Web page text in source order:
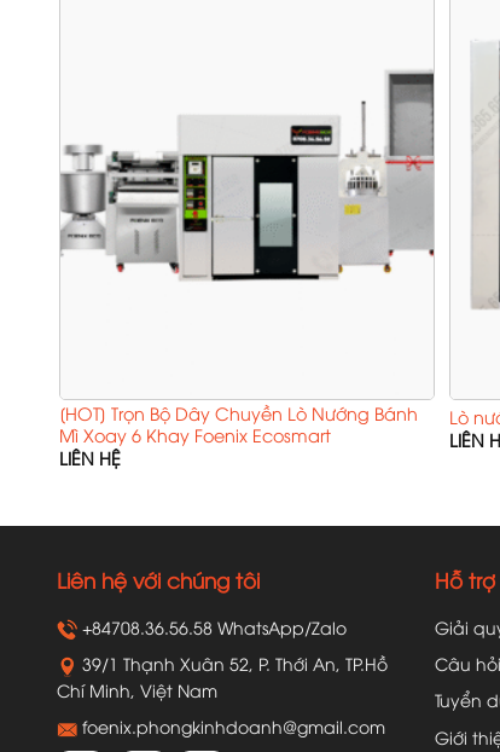
[HOT] Trọn Bộ Dây Chuyền Lò Nướng Bánh
Mì Xoay 6 Khay Foenix Ecosmart
LIÊN HỆ
Lò
LIÊN
Liên hệ với chúng tôi
+84708.36.56.58 WhatsApp/Zalo
39/1 Thạnh Xuân 52, P. Thới An, TP.Hồ
Chí Minh, Việt Nam
foenix.phongkinhdoanh@gmail.com
Hỗ
Giải
Câu
Tuyển
Giới